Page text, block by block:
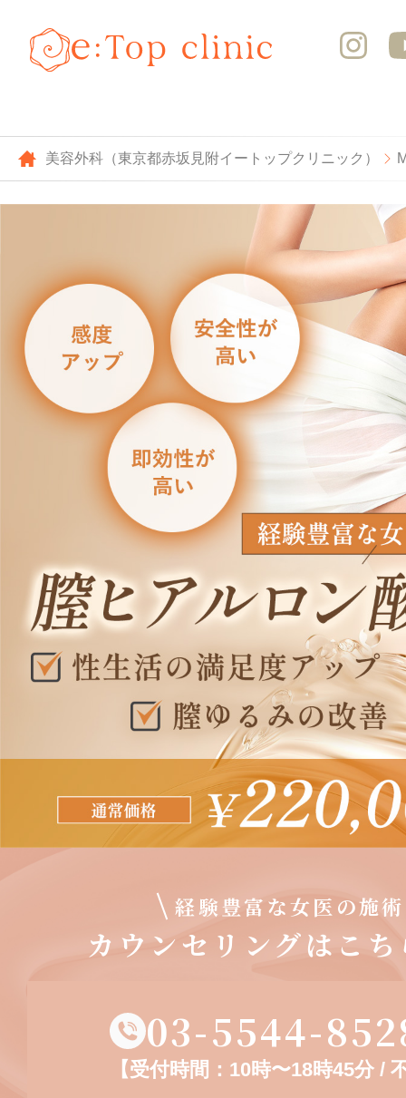
美容外科（東京都赤坂見附イートップクリニック）
経験豊富な女医の施術
カウンセリングはこ
03-5544-
【受付時間：10時〜18時45分 /